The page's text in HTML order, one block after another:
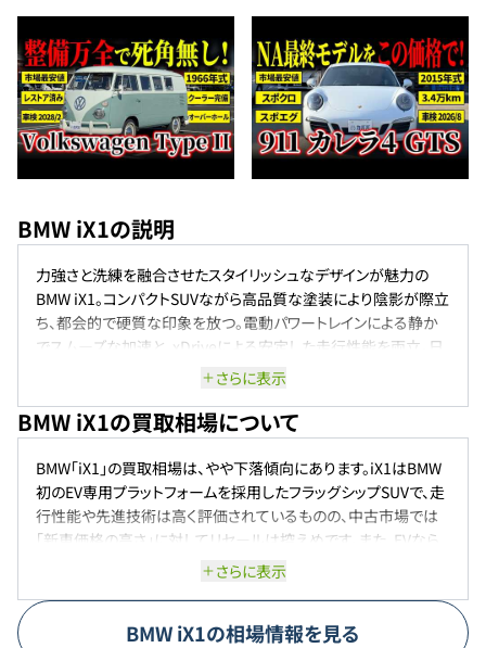
BMW iX1の説明
力強さと洗練を融合させたスタイリッシュなデザインが魅力の
BMW iX1。コンパクトSUVながら高品質な塗装により陰影が際立
ち、都会的で硬質な印象を放つ。電動パワートレインによる静か
でスムーズな加速と、xDriveによる安定した走行性能を両立。日
常の使いやすさと電動モビリティの楽しさを兼ね備えた一台で、
ている。
さらに表示
BMW iX1の買取相場について
BMW「iX1」の買取相場は、やや下落傾向にあります。iX1はBMW
初のEV専用プラットフォームを採用したフラッグシップSUVで、走
行性能や先進技術は高く評価されているものの、中古市場では
「新車価格の高さ」に対してリセールは控えめです。また、EVなら
ではのバッテリー劣化や充電履歴、ソフトウェア更新状況が査定
い状況です。さらに、SUV市場はガソリン車やハイブリッド車の選
択肢も豊富なため、EV専用モデルとはいえ中古車としては割安
さらに表示
BMWiX1の相場情報を見る